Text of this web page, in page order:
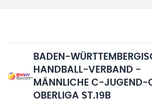
BADEN-
HANDBALL-VERBAND -
MÄNNLICHE C-JUGEND-
OBERLIGA ST.19B